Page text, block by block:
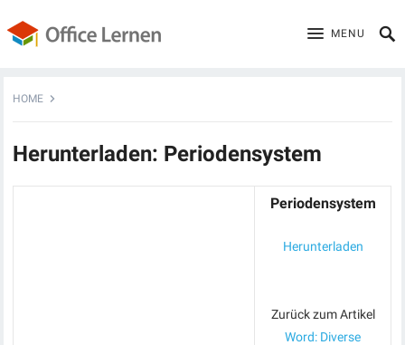
MENU
HOME
Herunterladen: Periodensystem
Periodensystem
Herunterladen
Zurück zum Artikel
Word: Diverse